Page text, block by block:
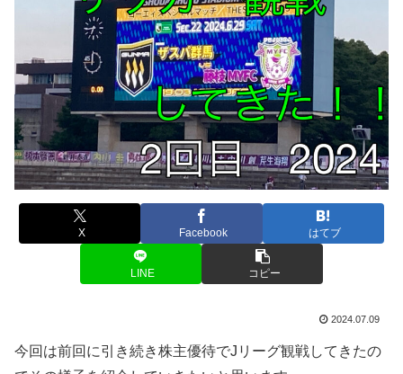
X Facebook はてブ
LINE コピー
2024.07.09
今回は前回に引き続き株主優待でJリーグ観戦してきたの